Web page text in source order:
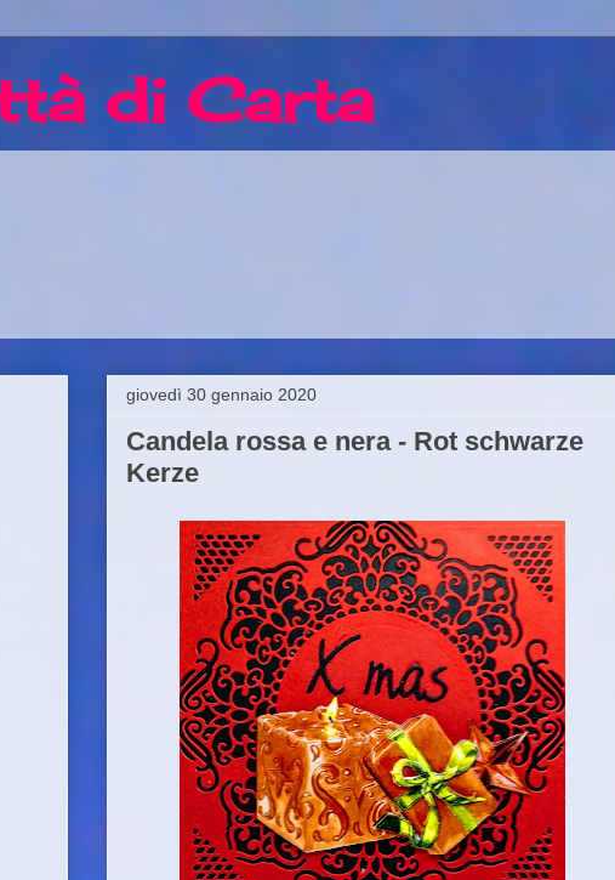
di Carta
giovedì 30 gennaio 2020
Candela rossa e nera - Rot schwarze
Kerze